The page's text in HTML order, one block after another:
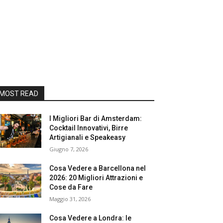
READ
I Migliori Bar di Amsterdam:
Cocktail Innovativi, Birre
Artigianali e Speakeasy
Giugno 7, 2026
Cosa Vedere a Barcellona nel
2026: 20 Migliori Attrazioni e
Cose da Fare
Maggio 31, 2026
Cosa Vedere a Londra: le